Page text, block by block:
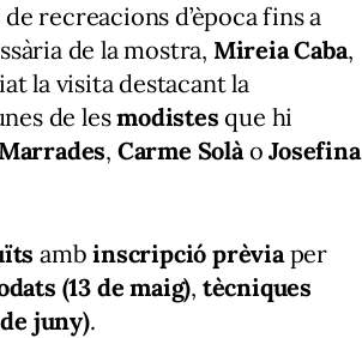
recreacions d’època fins a
de la mostra, Mireia Caba,
la visita destacant la
de lesmodistes que hi
, Carme SolàoJosefina
ambinscripció prèviaper
(13 de maig), tècniques
juny).